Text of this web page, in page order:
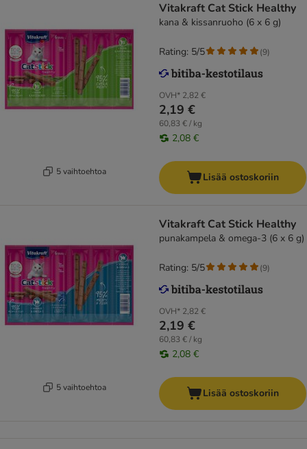
5 vaihtoehtoa
Vitakraft Cat Stick Healthy
kana & kissanruoho (6 x 6 g)
OVH* 2,82 €
2,19 €
60,83 € / kg
2,08 €
Rating: 5/5 (9)
Lisää ostoskoriin
5 vaihtoehtoa
Vitakraft Cat Stick Healthy
punakampela & omega-3 (6 x 6 g)
OVH* 2,82 €
2,19 €
60,83 € / kg
2,08 €
Rating: 5/5 (9)
Lisää ostoskoriin